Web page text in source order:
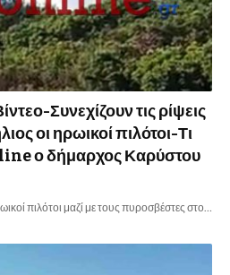
Συνεχίζουν τις ρίψεις
οι ηρωικοί πιλότοι-Τι
ο δήμαρχος Καρύστου
πιλότοι μαζί με τους πυροσβέστες στο…